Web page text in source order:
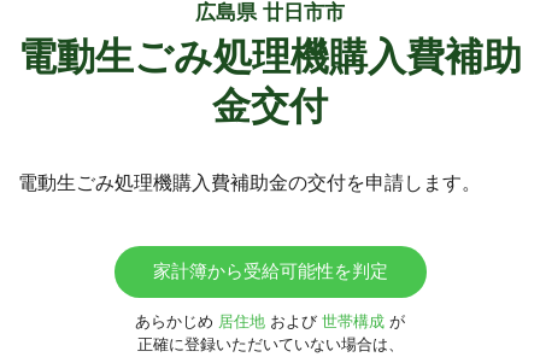
広島県 廿日市市
電動生ごみ処理機購入費補助
金交付
電動生ごみ処理機購入費補助金の交付を申請します。
家計簿から受給可能性を判定
あらかじめ 居住地 および 世帯構成 が
正確に登録いただいていない場合は、